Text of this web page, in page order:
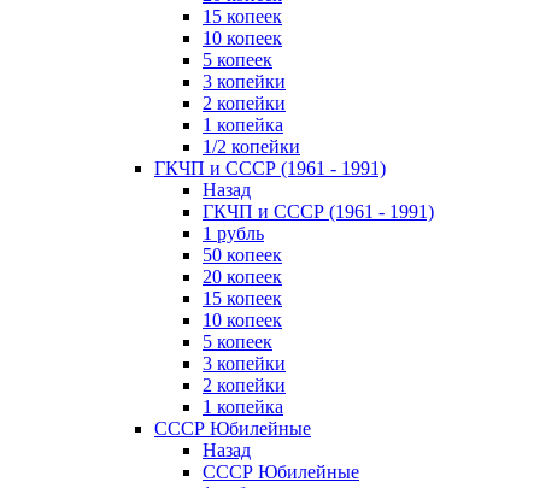
15 копеек
10 копеек
5 копеек
3 копейки
2 копейки
1 копейка
1/2 копейки
ГКЧП и СССР (1961 - 1991)
Назад
ГКЧП и СССР (1961 - 1991)
1 рубль
50 копеек
20 копеек
15 копеек
10 копеек
5 копеек
3 копейки
2 копейки
1 копейка
СССР Юбилейные
Назад
СССР Юбилейные